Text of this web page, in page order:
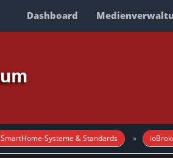
Dashboard
SmartHome-Systeme & Standards